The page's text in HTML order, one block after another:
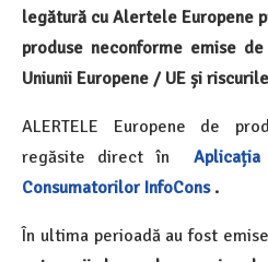
legătură cu Alertele Europene
produse neconforme emise
Uniunii Europene / UE și
ALERTELE Europene de
regăsite direct în
Consumatorilor InfoCons.
În ultima perioadă au fost